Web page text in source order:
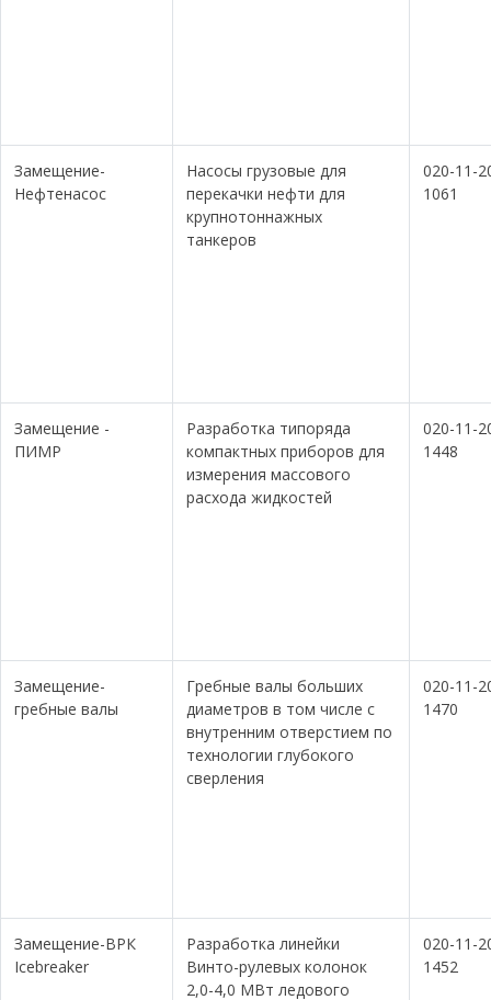
Замещение-
Нефтенасос
Насосы грузовые для
перекачки нефти для
крупнотоннажных
танкеров
020-11-
1061
Замещение -
ПИМР
Разработка типоряда
компактных приборов для
измерения массового
расхода жидкостей
020-11-
1448
Замещение-
гребные валы
Гребные валы больших
диаметров в том числе с
внутренним отверстием по
технологии глубокого
сверления
020-11-
1470
Замещение-ВРК
Icebreaker
Разработка линейки
Винто-рулевых колонок
2,0-4,0 МВт ледового
020-11-
1452